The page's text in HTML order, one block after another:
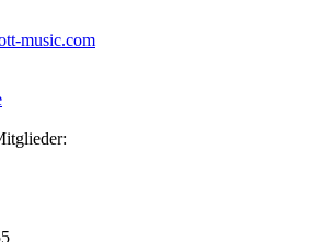
music.com